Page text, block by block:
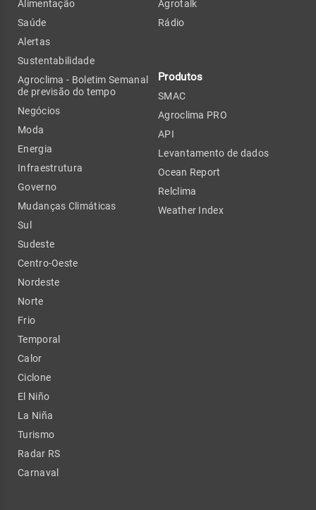
Alimentação
Saúde
Alertas
Sustentabilidade
Agroclima - Boletim Semanal
de previsão do tempo
Negócios
Moda
Energia
Infraestrutura
Governo
Mudanças Climáticas
Sul
Sudeste
Centro-Oeste
Nordeste
Norte
Frio
Temporal
Calor
Ciclone
El Niño
La Niña
Turismo
Radar RS
Carnaval
Agrotalk
Rádio
Produtos
SMAC
Agroclima PRO
API
Levantamento de dados
Ocean Report
Relclima
Weather Index